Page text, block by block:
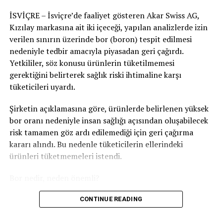
politikaları açısından uçak biletlerini daha pahalı
hâle getiren bir yönlendirme vergisi, toplum içinde
geniş bir kabul görüyor.
RELATED TOPICS:
UP NEXT
İsviçre’de Kadınlara Yönelik Şiddet Artıyor
DON'T MISS
Ramiswil’de 120 Köpeğin Uyutulması Tepkilere Neden
Oldu
İSVİÇRE – İsviçre’de faaliyet gösteren Akar Swiss AG,
Kızılay markasına ait iki içeceği, yapılan analizlerde izin
verilen sınırın üzerinde bor (boron) tespit edilmesi
nedeniyle tedbir amacıyla piyasadan geri çağırdı.
Yetkililer, söz konusu ürünlerin tüketilmemesi
gerektiğini belirterek sağlık riski ihtimaline karşı
tüketicileri uyardı.
Şirketin açıklamasına göre, ürünlerde belirlenen yüksek
bor oranı nedeniyle insan sağlığı açısından oluşabilecek
risk tamamen göz ardı edilemediği için geri çağırma
kararı alındı. Bu nedenle tüketicilerin ellerindeki
ürünleri tüketmemeleri istendi.
Bor, doğada bulunan ve özellikle toprak ile yer altı
sularında doğal olarak bulunabilen bir mineraldir. İnsan
CONTINUE READING